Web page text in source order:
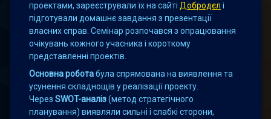
проектами, зареєстрували їх на сайті Добродєл і
підготували домашнє завдання з презентації
власних справ. Семінар розпочався з опрацювання
очікувань кожного учасника і короткому
представленні проектів.
Основна роботабула спрямована на виявлення та
усунення складнощів у реалізації проекту.
Через SWOT-аналіз(метод стратегічного
планування) виявляли сильні і слабкі сторони,